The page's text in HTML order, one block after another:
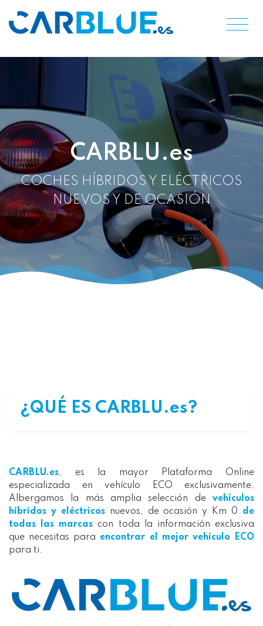
CARBLU.es
COCHES HÍBRIDOS Y ELÉCTRICOS
NUEVOS Y DE OCASIÓN
¿QUÉ ES CARBLU.es?
CARBLU.es, es la mayor Plataforma Online
especializada en vehículo ECO exclusivamente.
Albergamos la más amplia selección de vehículos
híbridos y eléctricosnuevos, de ocasión y Km 0 de
todas las marcas con toda la información exclusiva
que necesitas para encontrar el mejor vehículo ECO
para ti.